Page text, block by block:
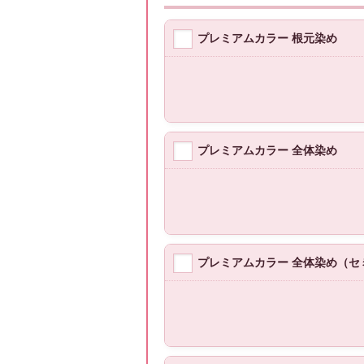
プレミアムカラー 根元染め
プレミアムカラー 全体染め
プレミアムカラー 全体染め（セ